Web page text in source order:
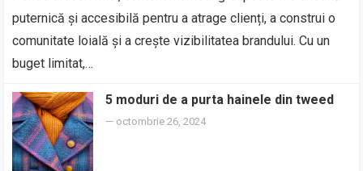
puternică și accesibilă pentru a atrage clienți, a construi o
comunitate loială și a crește vizibilitatea brandului. Cu un
buget limitat,…
5 moduri de a purta hainele din tweed
— octombrie 26, 2024